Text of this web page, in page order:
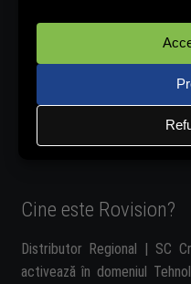
Cine este Rovision?
Distributor Regional | SC
activează în domeniul